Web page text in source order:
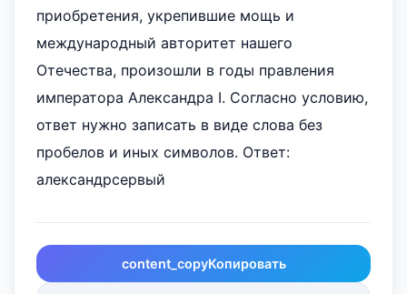
приобретения, укрепившие мощь и
международный авторитет нашего
Отечества, произошли в годы правления
императора Александра I. Согласно условию,
ответ нужно записать в виде слова без
пробелов и иных символов. Ответ:
александрсервый
content_copyКопировать